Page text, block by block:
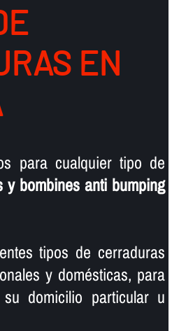
EN
para cualquier tipo de
bombines anti bumping
tipos de cerraduras
y domésticas, para
domicilio particular u